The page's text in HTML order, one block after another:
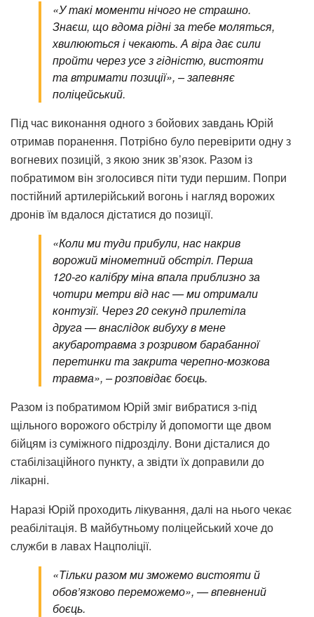
«У такі моменти нічого не страшно.
Знаєш, що вдома рідні за тебе моляться,
хвилюються і чекають. А віра дає сили
пройти через усе з гідністю, вистояти
та втримати позиції», – запевняє
поліцейський.
Під час виконання одного з бойових завдань Юрій
отримав поранення. Потрібно було перевірити одну з
вогневих позицій, з якою зник зв’язок. Разом із
побратимом він зголосився піти туди першим. Попри
постійний артилерійський вогонь і нагляд ворожих
дронів їм вдалося дістатися до позиції.
«Коли ми туди прибули, нас накрив
ворожий мінометний обстріл. Перша
120-го калібру міна впала приблизно за
чотири метри від нас — ми отримали
контузії. Через 20 секунд прилетіла
друга — внаслідок вибуху в мене
акубаротравма з розривом барабанної
перетинки та закрита черепно-мозкова
травма», – розповідає боєць.
Разом із побратимом Юрій зміг вибратися з-під
щільного ворожого обстрілу й допомогти ще двом
бійцям із суміжного підрозділу. Вони дісталися до
стабілізаційного пункту, а звідти їх доправили до
лікарні.
Наразі Юрій проходить лікування, далі на нього чекає
реабілітація. В майбутньому поліцейський хоче до
служби в лавах Нацполіції.
«Тільки разом ми зможемо вистояти й
обов’язково переможемо», — впевнений
боєць.